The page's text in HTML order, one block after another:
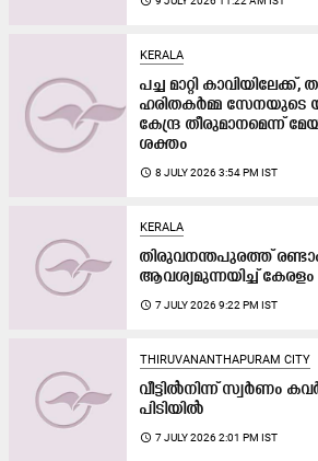
KERALA
പച്ച മാറ്റി
ഹരിതകർമ്മ സേനയുടെ
കേന്ദ്ര തീരുമാനമെന്ന്
ശക്തം
access_time 8 JULY 2026 3:54 PM IST
KERALA
തിരുവനന്തപുരത്ത്
ആവശ്യമുന്നയിച്ച് കേരളം
access_time 7 JULY 2026 9:22 PM IST
THIRUVANANTHAPURAM CITY
വീട്ടിൽനിന്ന് സ്വർണം
പിടിയില്‍
access_time 7 JULY 2026 2:01 PM IST